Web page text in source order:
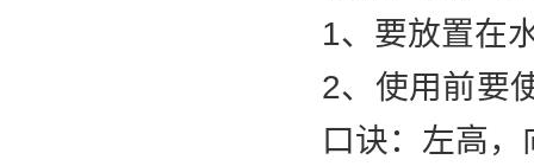
1、要放置在
2、使用前要
口诀：左高，